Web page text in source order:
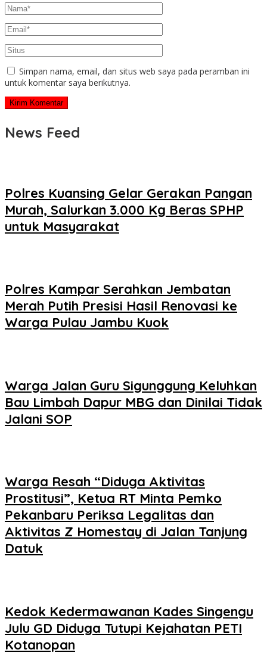
Simpan nama, email, dan situs web saya pada peramban ini
untuk komentar saya berikutnya.
News Feed
Polres Kuansing Gelar Gerakan Pangan
Murah, Salurkan 3.000 Kg Beras SPHP
untuk Masyarakat
Polres Kampar Serahkan Jembatan
Merah Putih Presisi Hasil Renovasi ke
Warga Pulau Jambu Kuok
Warga Jalan Guru Sigunggung Keluhkan
Bau Limbah Dapur MBG dan Dinilai Tidak
Jalani SOP
Warga Resah “Diduga Aktivitas
Prostitusi”, Ketua RT Minta Pemko
Pekanbaru Periksa Legalitas dan
Aktivitas Z Homestay di Jalan Tanjung
Datuk
Kedok Kedermawanan Kades Singengu
Julu GD Diduga Tutupi Kejahatan PETI
Kotanopan